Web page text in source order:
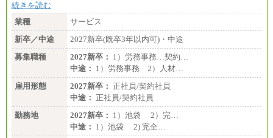
続きを読む
業種
サービス
新卒／中途
2027新卒(既卒3年以内可)・中途
募集職種
2027新卒： 1）労務事務…契約…
中途： 1）労務事務 2）人材…
雇用形態
2027新卒： 正社員/契約社員
中途： 正社員/契約社員
勤務地
2027新卒： 1）池袋 2）完…
中途： 1）池袋 2) 完全…